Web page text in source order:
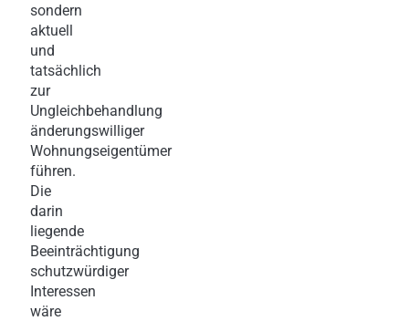
sondern
aktuell
und
tatsächlich
zur
Ungleichbehandlung
änderungswilliger
Wohnungseigentümer
führen.
Die
darin
liegende
Beeinträchtigung
schutzwürdiger
Interessen
wäre